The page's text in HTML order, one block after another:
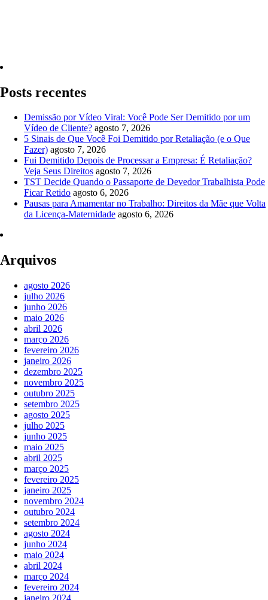
Posts recentes
Demissão por Vídeo Viral: Você Pode Ser Demitido por um
Vídeo de Cliente? agosto 7, 2026
5 Sinais de Que Você Foi Demitido por Retaliação (e o Que
Fazer) agosto 7, 2026
Fui Demitido Depois de Processar a Empresa: É Retaliação?
Veja Seus Direitos agosto 7, 2026
TST Decide Quando o Passaporte de Devedor Trabalhista Pode
Ficar Retido agosto 6, 2026
Pausas para Amamentar no Trabalho: Direitos da Mãe que Volta
da Licença-Maternidade agosto 6, 2026
Arquivos
agosto 2026
julho 2026
junho 2026
maio 2026
abril 2026
março 2026
fevereiro 2026
janeiro 2026
dezembro 2025
novembro 2025
outubro 2025
setembro 2025
agosto 2025
julho 2025
junho 2025
maio 2025
abril 2025
março 2025
fevereiro 2025
janeiro 2025
novembro 2024
outubro 2024
setembro 2024
agosto 2024
junho 2024
maio 2024
abril 2024
março 2024
fevereiro 2024